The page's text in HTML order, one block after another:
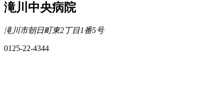
滝川中央病院
滝川市朝日町東2丁目1番5号
0125-22-4344